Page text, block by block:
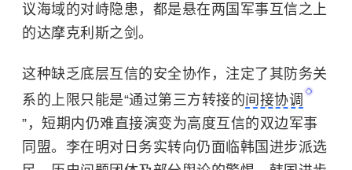
议海域的对峙隐患，都是悬在两国军事互信之上
的达摩克利斯之剑。
这种缺乏底层互信的安全协作，注定了其防务关
系的上限只能是“通过第三方转接的间接协调
”，短期内仍难直接演变为高度互信的双边军事
同盟。李在明对日务实转向仍面临韩国进步派选